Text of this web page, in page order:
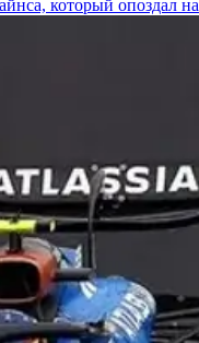
который опоздал на